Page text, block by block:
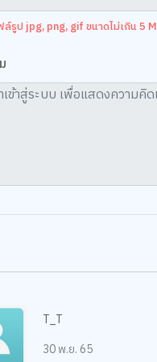
รูป jpg, png, gif ขนาดไม่เกิน 5
T_T
30 พ.ย. 65